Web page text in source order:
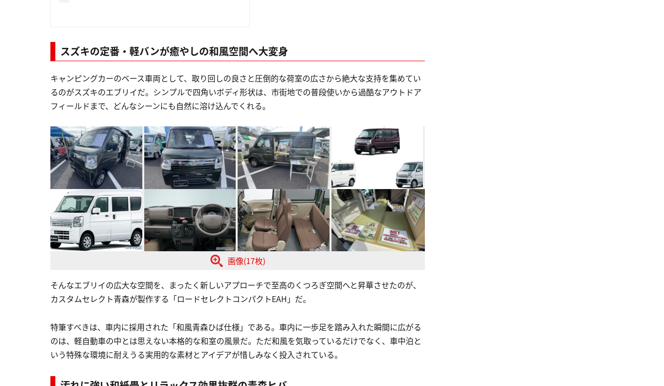
スズキの定番・軽バンが癒やしの和風空間へ大変身
キャンピングカーのベース車両として、取り回しの良さと圧倒的な荷室の広さから絶大な支持を集めてい
るのがスズキのエブリイだ。シンプルで四角いボディ形状は、市街地での普段使いから過酷なアウトドア
フィールドまで、どんなシーンにも自然に溶け込んでくれる。
画像(17枚)
そんなエブリイの広大な空間を、まったく新しいアプローチで至高のくつろぎ空間へと昇華させたのが、
カスタムセレクト青森が製作する「ロードセレクトコンパクトEAH」だ。
特筆すべきは、車内に採用された「和風青森ひば仕様」である。車内に一歩足を踏み入れた瞬間に広がる
のは、軽自動車の中とは思えない本格的な和室の風景だ。ただ和風を気取っているだけでなく、車中泊と
いう特殊な環境に耐えうる実用的な素材とアイデアが惜しみなく投入されている。